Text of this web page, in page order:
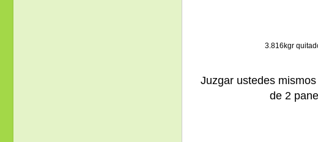
3.816kgr
Juzgar ustedes
de 2